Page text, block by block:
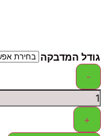
גודל המדבקה
-
+